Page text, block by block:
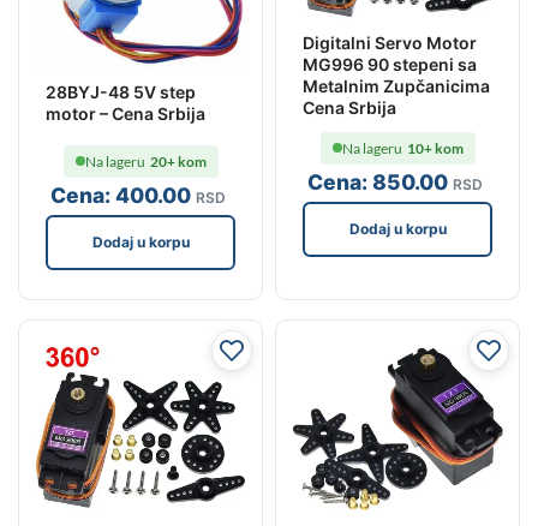
28BYJ-48 5V step
motor – Cena Srbija
Cena:400.00 RSD
Na lageru 20+ kom
Dodaj u korpu
Digitalni Servo Motor
MG996 90 stepeni sa
Metalnim Zupčanicima
Cena Srbija
Cena:850.00 RSD
Na lageru 10+ kom
Dodaj u korpu